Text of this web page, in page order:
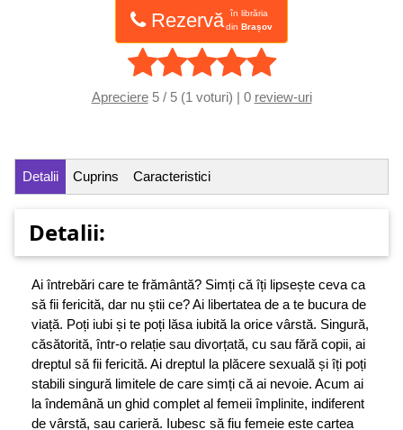
Rezervă
în librăria
din Brașov
Apreciere5 / 5 (1 voturi) | 0 review-uri
Detalii Cuprins Caracteristici
Detalii:
Ai întrebări care te frământă? Simți că îți lipsește ceva ca
să fii fericită, dar nu știi ce? Ai libertatea de a te bucura de
viață. Poți iubi și te poți lăsa iubită la orice vârstă. Singură,
căsătorită, într-o relație sau divorțată, cu sau fără copii, ai
dreptul să fii fericită. Ai dreptul la plăcere sexuală și îți poți
stabili singură limitele de care simți că ai nevoie. Acum ai
la îndemână un ghid complet al femeii împlinite, indiferent
de vârstă, sau carieră. Iubesc să fiu femeie este cartea